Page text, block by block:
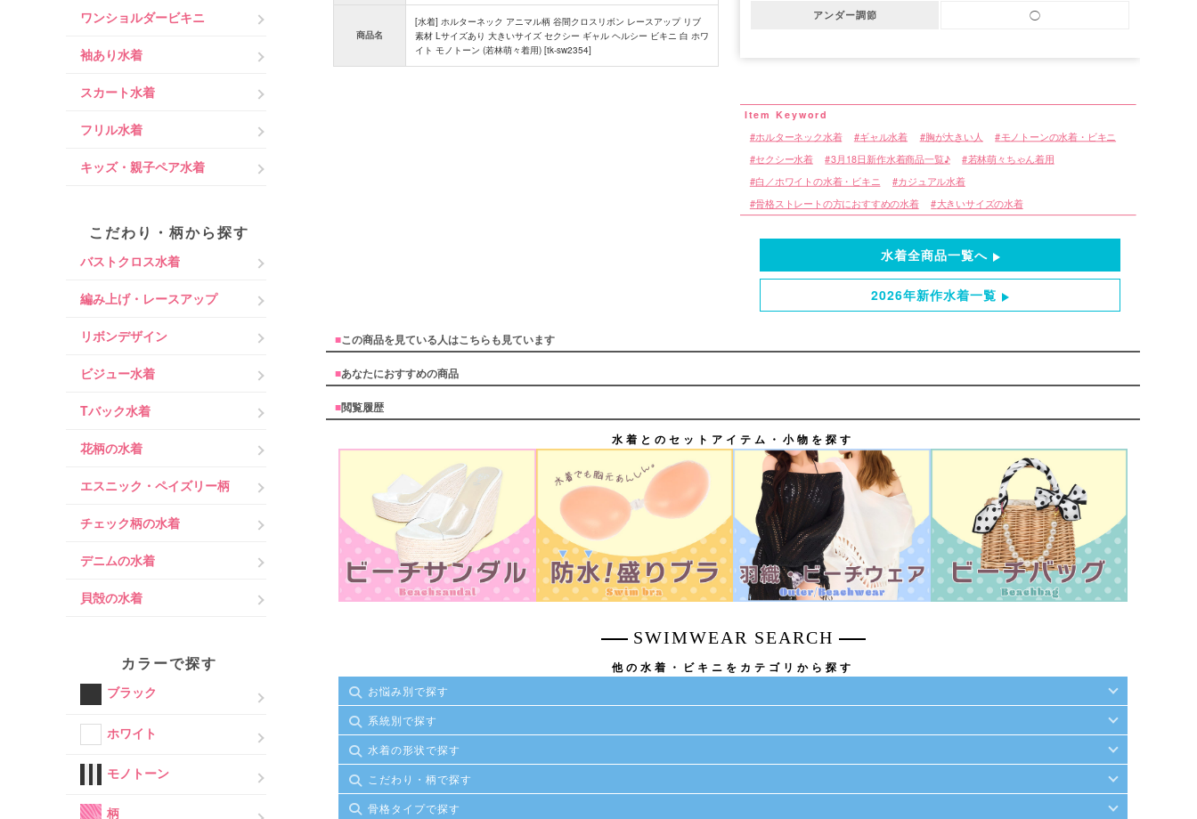
ワンショルダービキニ
袖あり水着
スカート水着
フリル水着
キッズ・親子ペア水着
こだわり・柄から探す
バストクロス水着
編み上げ・レースアップ
リボンデザイン
ビジュー水着
Tバック水着
花柄の水着
エスニック・ペイズリー柄
チェック柄の水着
デニムの水着
貝殻の水着
カラーで探す
ブラック
ホワイト
モノトーン
柄
商品名
[水着] ホルターネック アニマル柄 谷間クロスリボン レースアップ リブ
素材 Lサイズあり 大きいサイズ セクシー ギャル ヘルシー ビキニ 白 ホワ
イト モノトーン (若林萌々着用) [tk-sw2354]
アンダー調節 ◯
ホルターネック水着 ギャル水着 胸が大きい人 モノトーンの水着・ビキニ
セクシー水着 3月18日新作水着商品一覧♪ 若林萌々ちゃん着用
白／ホワイトの水着・ビキニ カジュアル水着
骨格ストレートの方におすすめの水着 大きいサイズの水着
水着全商品一覧へ
2026年新作水着一覧
■この商品を見ている人はこちらも見ています
■あなたにおすすめの商品
■閲覧履歴
水着とのセットアイテム・小物を探す
SWIMWEAR SEARCH
他の水着・ビキニをカテゴリから探す
お悩み別で探す
系統別で探す
水着の形状で探す
こだわり・柄で探す
骨格タイプで探す